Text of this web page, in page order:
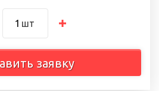
шт
заявку